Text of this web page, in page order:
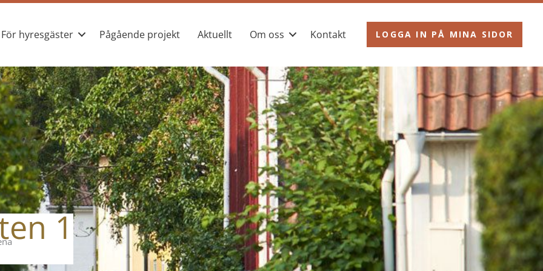
För hyresgäster Pågående projekt Aktuellt Om oss Kontakt LOGGA IN PÅ MINA SIDOR
1